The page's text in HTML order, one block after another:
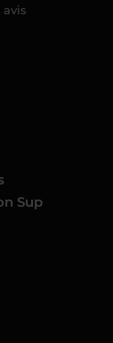
avis
Sup